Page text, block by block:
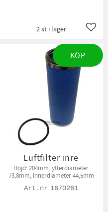
i favoriter2 st i lager
Luftfilter inre
Höjd: 204mm, ytterdiameter
73,8mm, innerdiameter 44,5mm
1670261
KÖP